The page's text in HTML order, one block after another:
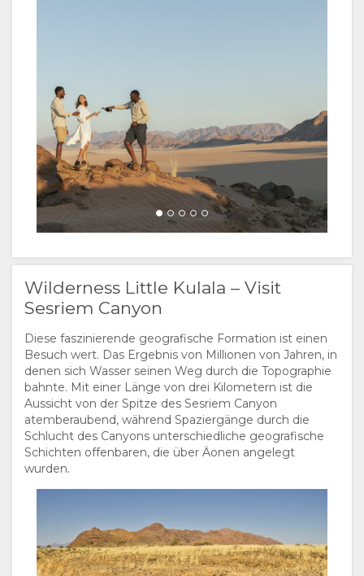
Wilderness Little Kulala – Visit
Sesriem Canyon
Diese faszinierende geografische Formation ist einen
Besuch wert. Das Ergebnis von Millionen von Jahren, in
denen sich Wasser seinen Weg durch die Topographie
bahnte. Mit einer Länge von drei Kilometern ist die
Aussicht von der Spitze des Sesriem Canyon
atemberaubend, während Spaziergänge durch die
Schlucht des Canyons unterschiedliche geografische
Schichten offenbaren, die über Äonen angelegt
wurden.